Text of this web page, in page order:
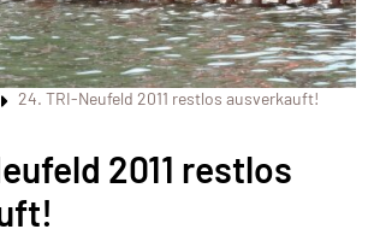
24. TRI-Neufeld 2011 restlos ausverkauft!
2011 restlos